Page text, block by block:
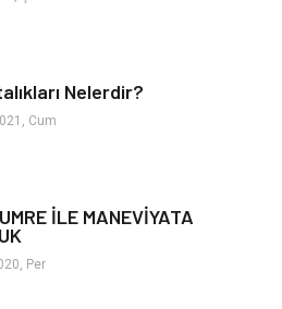
Bahçe Ev
Nelerdir?
Cum
İLE MANEVİYATA
Per